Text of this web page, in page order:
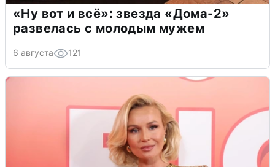
«Ну вот и всё»: звезда «Дома-2»
развелась с молодым мужем
6 августа 121